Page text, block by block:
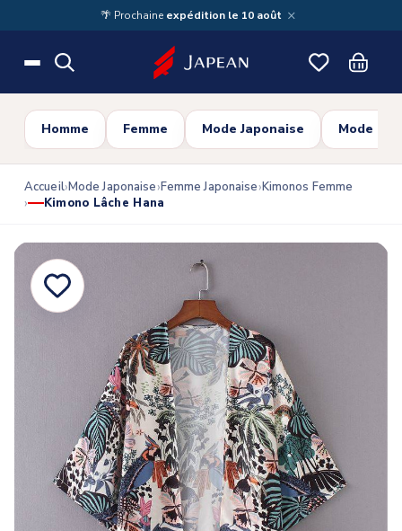
Skip to main content🌴 Prochaine expédition le 10 août ×
Homme Femme Mode Japonaise Mode
Accueil Mode Japonaise Femme Japonaise Kimonos Femme
Kimono Lâche Hana